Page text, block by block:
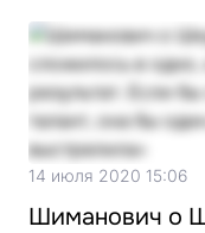
14 июля 2020 15:06
Шиманович о